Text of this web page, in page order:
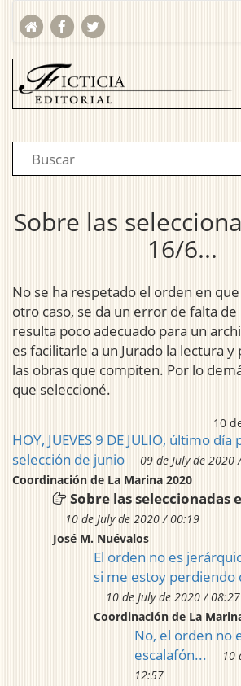
Sobre las
16/6...
No se ha respetado el orden en que
otro caso, se da un error de falta
resulta poco adecuado para un
es facilitarle a un Jurado la lectura
las obras que compiten. Por lo
que seleccioné.
10
HOY, JUEVES 9 DE JULIO, último
selección de junio
09 de July de 2020
Coordinación de La Marina 2020
Sobre las seleccionadas
10 de July de 2020 / 00:19
José M. Nuévalos
El orden no es
si me estoy perdiendo
10 de July de 2020 / 08:27
Coordinación de La
No, el orden no
escalafón...
10
12:57